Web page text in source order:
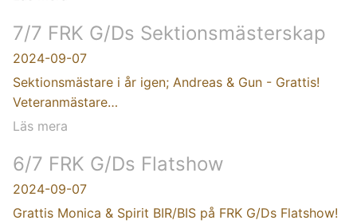
7/7 FRK G/Ds Sektionsmästerskap
2024-09-07
Sektionsmästare i år igen; Andreas & Gun - Grattis!
Veteranmästare…
Läs mera
6/7 FRK G/Ds Flatshow
2024-09-07
Grattis Monica & Spirit BIR/BIS på FRK G/Ds Flatshow!